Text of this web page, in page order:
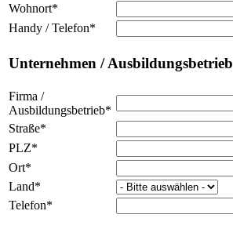
Wohnort*
Handy / Telefon*
Unternehmen / Ausbildungsbetrieb
Firma /
Ausbildungsbetrieb*
Straße*
PLZ*
Ort*
Land*
Telefon*